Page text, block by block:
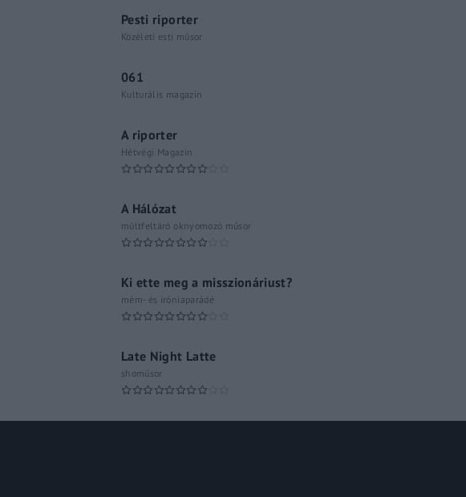
Pesti riporter
Közéleti esti műsor
061
Kulturális magazin
A riporter
Hétvégi Magazin
A Hálózat
múltfeltáró oknyomozó műsor
Ki ette meg a misszionáriust?
mém- és iróniaparádé
Late Night Latte
shoműsor